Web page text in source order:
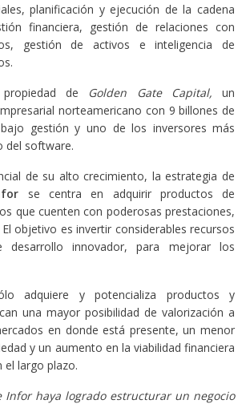
planificación y ejecución de la cadena
financiera, gestión de relaciones con
gestión de activos e inteligencia de
de Golden GateCapital, un
norteamericano con 9 billones de
gestión y uno de los inversores más
del software.
de su alto crecimiento, la estrategia de
se centra en adquirir productos de
que cuenten con poderosas prestaciones,
objetivo es invertir considerables recursos
desarrollo innovador, para mejorar los
adquiere y potencializa productos y
una mayor posibilidad de valorización a
en donde está presente, un menor
y un aumento en la viabilidad financiera
el largo plazo.
Infor haya logrado estructurar un negocio